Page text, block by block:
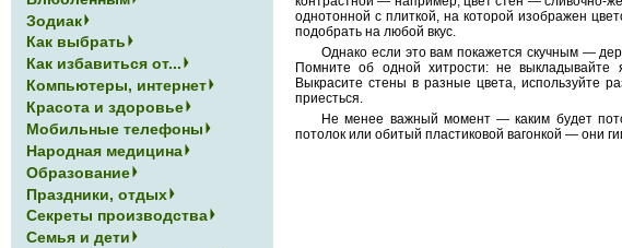
однотонной с плиткой, на которой изображен
подобрать на любой вкус.
Однако если это вам покажется скучным —
Помните об одной хитрости: не
Выкрасите стены в разные цвета, используйте
приесться.
Не менее важный момент — каким будет
потолок или обитый пластиковой вагонкой — они
Зодиак
Как выбрать
Как избавиться от...
Компьютеры, интернет
Красота и здоровье
Мобильные телефоны
Народная медицина
Образование
Праздники, отдых
Секреты производства
Семья и дети